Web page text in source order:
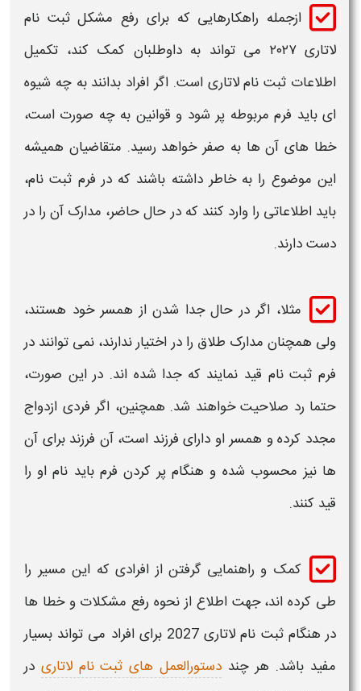
ازجمله راهکارهایی که برای رفع مشکل ثبت نام
لاتاری ۲۰۲۷​
می تواند به داوطلبان کمک کند، تکمیل
اطلاعات ثبت نام لاتاری است. اگر افراد بدانند به چه شیوه
ای باید فرم مربوطه پر شود و قوانین به چه صورت است،
خطا های آن ها به صفر خواهد رسید. متقاضیان همیشه
این موضوع را به خاطر داشته باشند که در فرم ثبت نام،
باید اطلاعاتی را وارد کنند که در حال حاضر، مدارک آن را در
دست دارند.
مثلا، اگر در حال جدا شدن از همسر خود هستند،
ولی همچنان مدارک طلاق را در اختیار ندارند، نمی توانند در
فرم ثبت نام قید نمایند که جدا شده اند. در این صورت،
حتما رد صلاحیت خواهند شد. همچنین، اگر فردی ازدواج
مجدد کرده و همسر او دارای فرزند است، آن فرزند برای آن
ها نیز محسوب شده و هنگام پر کردن فرم باید نام او را
قید کنند.
کمک و راهنمایی گرفتن از افرادی که این مسیر را
طی کرده اند، جهت اطلاع ازنحوه رفع مشکلات و خطا ها
در هنگام ثبت نام لاتاری 2027
برای افراد می تواند بسیار
مفید باشد. هر چنددستورالعمل های ثبت نام لاتاری در